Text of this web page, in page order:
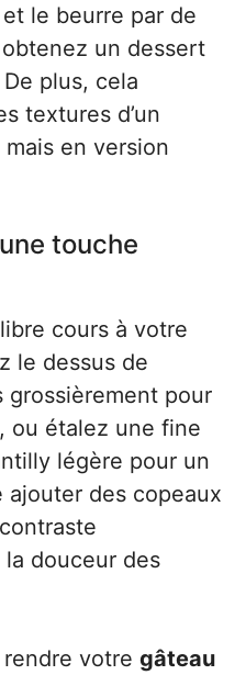
le beurre par de
un dessert
plus, cela
textures d’un
mais en version
touche
cours à votre
le dessus de
grossièrement pour
ou étalez une fine
légère pour un
ajouter des copeaux
douceur des
votre gâteau